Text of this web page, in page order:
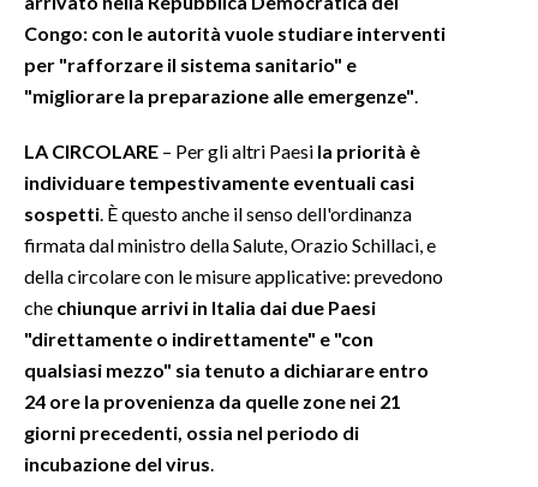
Congo: con le autorità vuole studiare interventi
per "rafforzare il sistema sanitario" e
"migliorare la preparazione alle emergenze"
LA CIRCOLARE – Per gli altri Paesi la priorità è
individuare tempestivamente eventuali casi
sospetti . È questo anche il senso dell'ordinanza
firmata dal ministro della Salute, Orazio Schillaci, e
della circolare con le misure applicative: prevedono
che chiunque arrivi in Italia dai due Paesi
"direttamente o indirettamente" e "con
qualsiasi mezzo" sia tenuto a dichiarare entro
24 ore la provenienza da quelle zone nei 21
giorni precedenti, ossia nel periodo di
incubazione del virus